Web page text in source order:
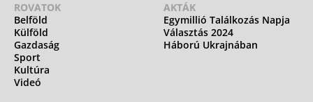
ROVATOK
Belföld
Külföld
Gazdaság
Sport
Kultúra
Videó
AKTÁK
Egymillió Találkozás Napja
Választás 2024
Háború Ukrajnában